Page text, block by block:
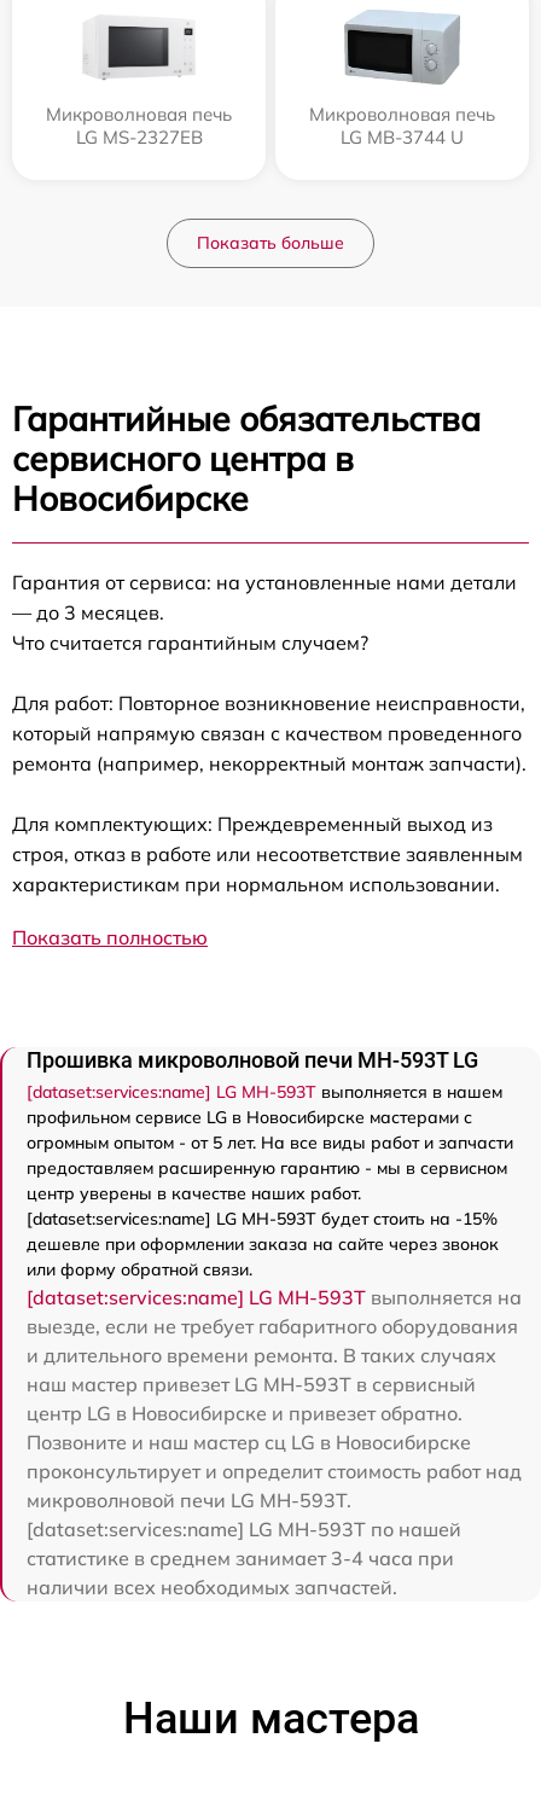
Микроволновая печь
LG MS-2327EB
Микроволновая печь
LG MB-3744 U
Показать больше
Гарантийные обязательства
сервисного центра в
Новосибирске
Гарантия от сервиса: на установленные нами детали
— до 3 месяцев.
Что считается гарантийным случаем?
Для работ: Повторное возникновение неисправности,
который напрямую связан с качеством проведенного
ремонта (например, некорректный монтаж запчасти).
Для комплектующих: Преждевременный выход из
строя, отказ в работе или несоответствие заявленным
характеристикам при нормальном использовании.
Показать полностью
Прошивка микроволновой печи MH-593T LG
[dataset:services:name] LG MH-593T выполняется в нашем
профильном сервисе LG в Новосибирске мастерами с
огромным опытом - от 5 лет. На все виды работ и запчасти
предоставляем расширенную гарантию - мы в сервисном
центр уверены в качестве наших работ.
[dataset:services:name] LG MH-593T будет стоить на -15%
дешевле при оформлении заказа на сайте через звонок
или форму обратной связи.
[dataset:services:name] LG MH-593T выполняется на
выезде, если не требует габаритного оборудования
и длительного времени ремонта. В таких случаях
наш мастер привезет LG MH-593T в сервисный
центр LG в Новосибирске и привезет обратно.
Позвоните и наш мастер сц LG в Новосибирске
проконсультирует и определит стоимость работ над
микроволновой печи LG MH-593T.
[dataset:services:name] LG MH-593T по нашей
статистике в среднем занимает 3-4 часа при
наличии всех необходимых запчастей.
Наши мастера